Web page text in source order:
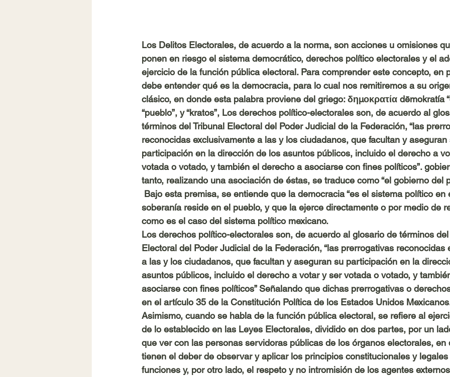
Los Delitos Electorales, de acuerdo a la norma, son acciones u omisiones
ponen en riesgo el sistema democrático, derechos político electorales y el
ejercicio de la función pública electoral. Para comprender este concepto, en
debe entender qué es la democracia, para lo cual nos remitiremos a su
clásico, en donde esta palabra proviene del griego: δημοκρατία dēmokratía
“pueblo”, y “kratos”, Los derechos político-electorales son, de acuerdo al
términos del Tribunal Electoral del Poder Judicial de la Federación, “las
reconocidas exclusivamente a las y los ciudadanos, que facultan y aseguran
participación en la dirección de los asuntos públicos, incluido el derecho a
votada o votado, y también el derecho a asociarse con fines políticos”.
tanto, realizando una asociación de éstas, se traduce como “el gobierno del
Bajo esta premisa, se entiende que la democracia “es el sistema político en
soberanía reside en el pueblo, y que la ejerce directamente o por medio de
como es el caso del sistema político mexicano.
Los derechos político-electorales son, de acuerdo al glosario de términos del
Electoral del Poder Judicial de la Federación, “las prerrogativas reconocidas
a las y los ciudadanos, que facultan y aseguran su participación en la
asuntos públicos, incluido el derecho a votar y ser votada o votado, y
asociarse con fines políticos” Señalando que dichas prerrogativas o
en el artículo 35 de la Constitución Política de los Estados Unidos
Asimismo, cuando se habla de la función pública electoral, se refiere al
de lo establecido en las Leyes Electorales, dividido en dos partes, por un
que ver con las personas servidoras públicas de los órganos electorales, en
tienen el deber de observar y aplicar los principios constitucionales y
funciones y, por otro lado, el respeto y no intromisión de los agentes